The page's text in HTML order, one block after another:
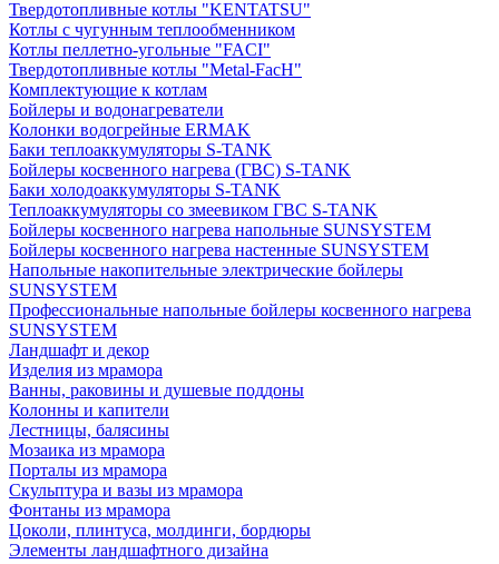
Твердотопливные котлы "KENTATSU"
Котлы с чугунным теплообменником
Котлы пеллетно-угольные "FACI"
Твердотопливные котлы "Metal-FacH"
Комплектующие к котлам
Бойлеры и водонагреватели
Колонки водогрейные ERMAK
Баки теплоаккумуляторы S-TANK
Бойлеры косвенного нагрева (ГВС) S-TANK
Баки холодоаккумуляторы S-TANK
Теплоаккумуляторы со змеевиком ГВС S-TANK
Бойлеры косвенного нагрева напольные SUNSYSTEM
Бойлеры косвенного нагрева настенные SUNSYSTEM
Напольные накопительные электрические бойлеры
SUNSYSTEM
Профессиональные напольные бойлеры косвенного нагрева
SUNSYSTEM
Ландшафт и декор
Изделия из мрамора
Ванны, раковины и душевые поддоны
Колонны и капители
Лестницы, балясины
Мозаика из мрамора
Порталы из мрамора
Скульптура и вазы из мрамора
Фонтаны из мрамора
Цоколи, плинтуса, молдинги, бордюры
Элементы ландшафтного дизайна